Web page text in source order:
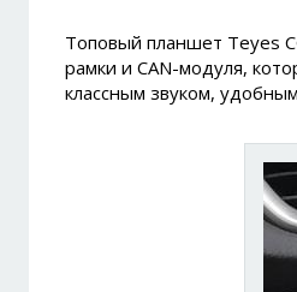
Топовый планшет Teyes
рамки и CAN-модуля,
классным звуком,